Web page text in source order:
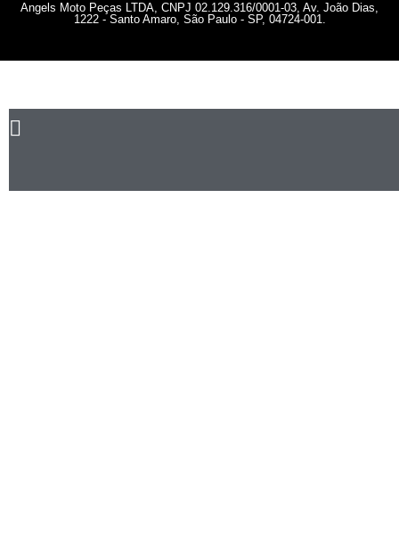
Angels Moto Peças LTDA, CNPJ 02.129.316/0001-03, Av. João Dias,
1222 - Santo Amaro, São Paulo - SP, 04724-001.